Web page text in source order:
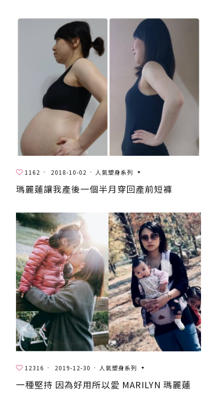
1162 2018-10-02 人氣塑身系列
瑪麗蓮讓我產後一個半月穿回產前短褲
12316 2019-12-30 人氣塑身系列
一種堅持 因為好用所以愛 MARILYN 瑪麗蓮